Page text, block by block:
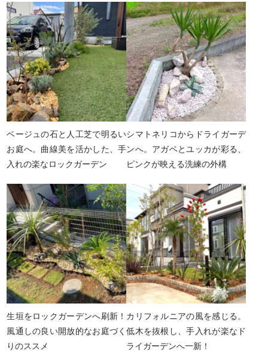
ベージュの石と人工芝で明るい
お庭へ。曲線美を活かした、手
入れの楽なロックガーデン
シマトネリコからドライガーデ
ンへ。アガベとユッカが彩る、
ピンクが映える洗練の外構
生垣をロックガーデンへ刷新！
風通しの良い開放的なお庭づく
りのススメ
カリフォルニアの風を感じる。
低木を抜根し、手入れが楽なド
ライガーデンへ一新！